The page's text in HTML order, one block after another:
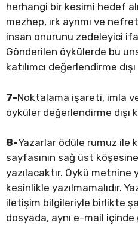
herhangi bir kesimi hedef
mezhep, ırk ayrımı ve
insan onurunu zedeleyici
Gönderilen öykülerde bu
katılımcı değerlendirme dışı
7-Noktalama işareti, imla
öyküler değerlendirme dışı
8-Yazarlar ödüle rumuz ile
sayfasının sağ üst
yazılacaktır. Öykü metnine
kesinlikle yazılmamalıdır.
iletişim bilgileriyle birlikte
dosyada, aynı e-mail